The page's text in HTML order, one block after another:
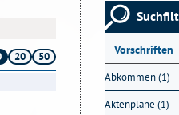
20
50
Vorschriften
Abkommen (1)
Aktenpläne (1)